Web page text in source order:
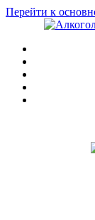
Перейти к